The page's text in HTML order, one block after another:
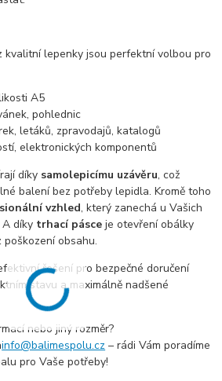
kvalitní lepenky jsou perfektní volbou pro
A5
pohlednic
letáků, zpravodajů, katalogů
elektronických komponentů
díky samolepicímu uzávěru, což
balení bez potřeby lepidla. Kromě toho
vzhled, který zanechá u Vašich
A díky trhací pásce je otevření obálky
poškození obsahu.
řešení pro bezpečné doručení
stavu a maximálně nadšené
nebo jiný rozměr?
info@balimespolu.cz – rádi Vám poradíme
pro Vaše potřeby!